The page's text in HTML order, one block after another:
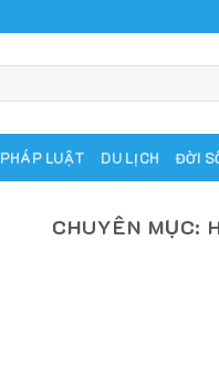
PHÁP LUẬT DU LỊCH ĐỜI
CHUYÊN MỤC: